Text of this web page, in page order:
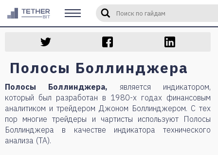
Введите слово или фразу для
Полосы Боллинджера
Полосы Боллинджера, является индикатором,
который был разработан в 1980-х годах финансовым
аналитиком и трейдером Джоном Боллинджером. С тех
пор многие трейдеры и чартисты используют Полосы
Боллинджера в качестве индикатора технического
анализа (TA).